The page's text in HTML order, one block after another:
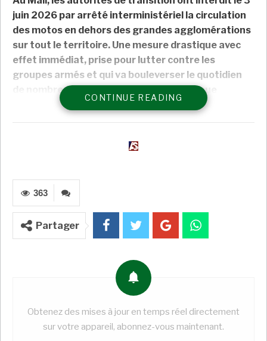
juin 2026 par arrêté interministériel la circulation
des motos en dehors des grandes agglomérations
sur tout le territoire. Une mesure drastique avec
effet immédiat, prise pour lutter contre les
groupes armés et qui va bouleverser le quotidien
de nombreux Maliens. La moto est devenue
incontournable, notamment dans les zones
rurales. Cette décision suscite énormément de
ont également interdit l’accès à 39 sites,
des refuges des groupes terroristes.
4 minTemps de lecture
A LIRE AUSSI
COTE D’IVOIRE : Après le Forum Diaspora
for Growth à Paris,…
Juil 18, 2026
Mines : en Tanzanie, 88% des achats ont été
effectués…
CONTINUE READING
363
Partager
Obtenez des mises à jour en temps réel directement
sur votre appareil, abonnez-vous maintenant.